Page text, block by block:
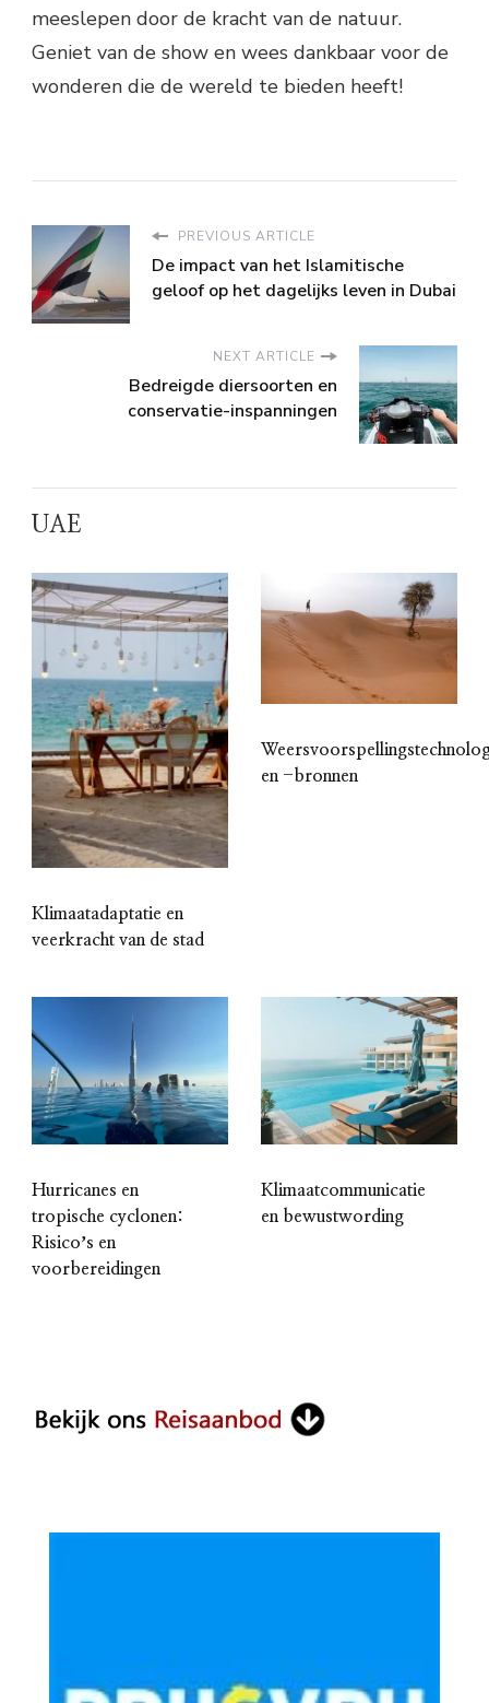
meeslepen door de kracht van de natuur.
Geniet van de show en wees dankbaar voor de
wonderen die de wereld te bieden heeft!
PREVIOUS ARTICLE
De impact van het Islamitische
geloof op het dagelijks leven in Dubai
NEXT ARTICLE
Bedreigde diersoorten en
conservatie-inspanningen
UAE
Klimaatadaptatie en
veerkracht van de stad
en -bronnen
Hurricanes en
tropische cyclonen:
Risicoʼs en
voorbereidingen
Klimaatcommunicatie
en bewustwording